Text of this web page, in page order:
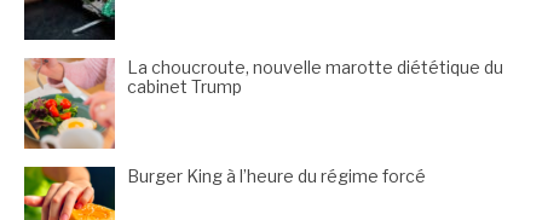
La choucroute, nouvelle marotte diététique du
cabinet Trump
Burger King à l’heure du régime forcé